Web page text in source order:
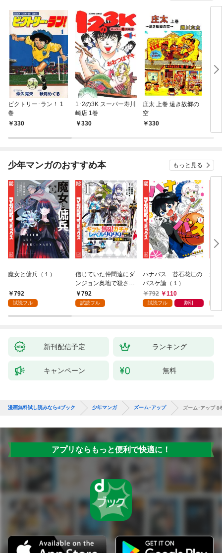
ビクトリー･ラン！ 1
巻
330
1･2の3K スーパー寿川
崎店 1巻
330
庄太 上巻 遠き故郷の
空
330
少年マンガのおすすめ本 もっと見る
魔女と傭兵（１）
792
試読フル
信じていた仲間達にダ
ンジョン奥地で殺され
かけたがギフト『無限
ガチャ』でレベル９９
（１）
792
試読フル
ハナバス 苔石花江の
バスケ論（１）
792
110
試読フル 割引
追
強
～
新刊配信予定 ランキング
キャンペーン 無料
漫画無料試し読みならdブック 少年マンガ ズーム･アップ ズーム･アップ 8
アプリならもっと便利で快適に！